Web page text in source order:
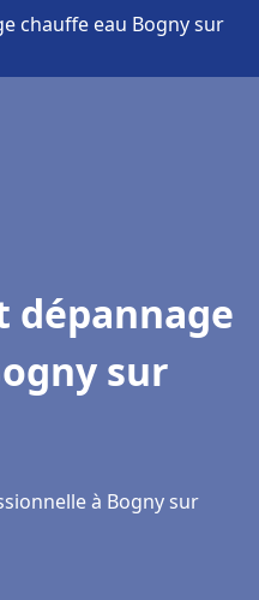
chauffe eau Bogny sur
sur
à Bogny sur